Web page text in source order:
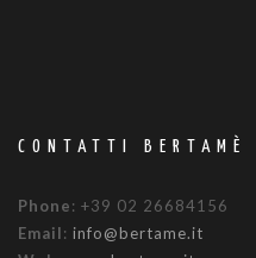
CONTATTI BERTAMÈ
Phone: +39 02 26684156
Email: info@bertame.it